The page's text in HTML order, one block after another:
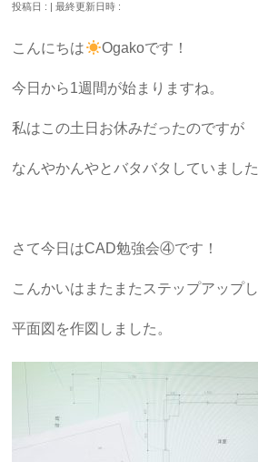
投稿日 : 最終更新日時 :
こんにちは Ogakoです！
今日から1週間が始まりますね。
私はこの土日お休みだったのですが
なんやかんやとバタバタしていました
さて今日はCAD勉強会④です！
こんかいはまたまたステップアップし
平面図を作図しました。